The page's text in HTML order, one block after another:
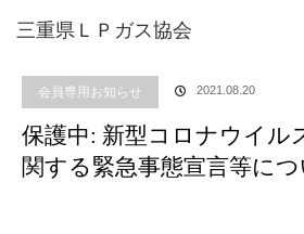
三重県ＬＰガス協会
ブログ
会員専用お知らせ 保護中:
会員専用お知らせ 2021.08.20
保護中: 新型コロナウイル
関する緊急事態宣言等につ